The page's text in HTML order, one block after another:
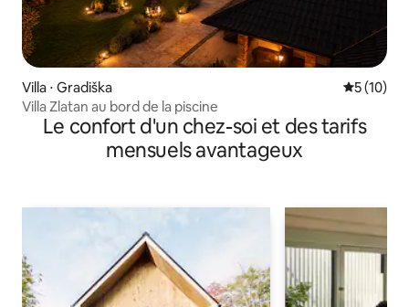
Villa ⋅ Gradiška
5 (10)
Villa Zlatan au bord de la piscine
Le confort d'un chez-soi et des tarifs
mensuels avantageux